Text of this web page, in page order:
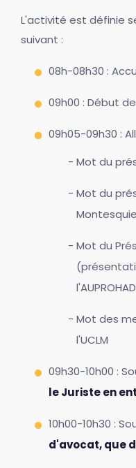
L'activité est définie
suivant :
08h-08h30 :
09h00 : Début
09h05-09h30 :
Mot du
Mot du
Mot du
Mot des
l'UCLM
09h30-10h00 :
le Juriste en
10h00-10h30 :
d'avocat, que